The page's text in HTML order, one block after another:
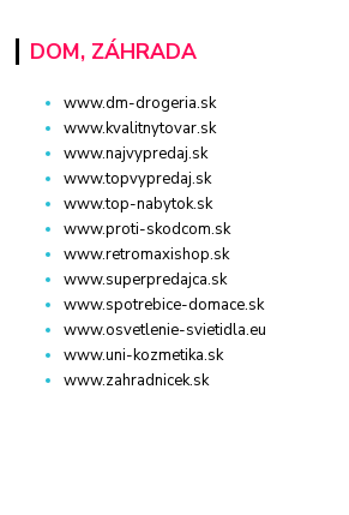
DOM, ZÁHRADA
www.dm-drogeria.sk
www.kvalitnytovar.sk
www.najvypredaj.sk
www.topvypredaj.sk
www.top-nabytok.sk
www.proti-skodcom.sk
www.retromaxishop.sk
www.superpredajca.sk
www.spotrebice-domace.sk
www.osvetlenie-svietidla.eu
www.uni-kozmetika.sk
www.zahradnicek.sk